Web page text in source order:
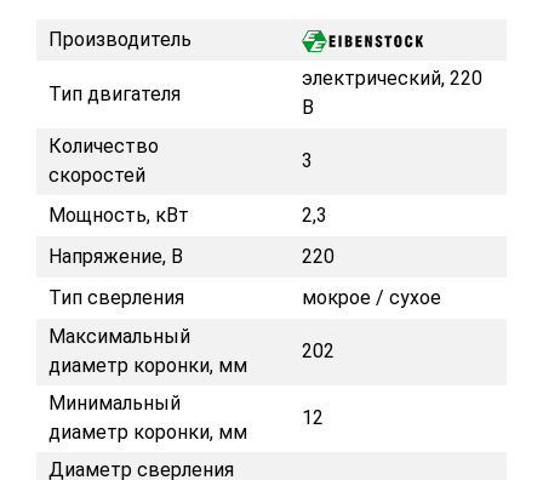
Производитель
Тип двигателя
электрический, 220
В
Количество
скоростей
3
Мощность, кВт
2,3
Напряжение, В
220
Тип сверления
мокрое / сухое
Максимальный
диаметр коронки, мм
202
Минимальный
диаметр коронки, мм
12
Диаметр сверления